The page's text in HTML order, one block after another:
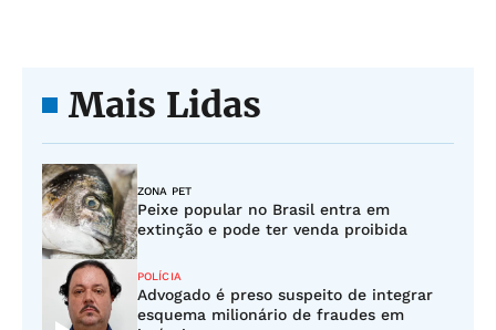
Mais Lidas
ZONA PET
Peixe popular no Brasil entra em
extinção e pode ter venda proibida
POLÍCIA
Advogado é preso suspeito de integrar
esquema milionário de fraudes em